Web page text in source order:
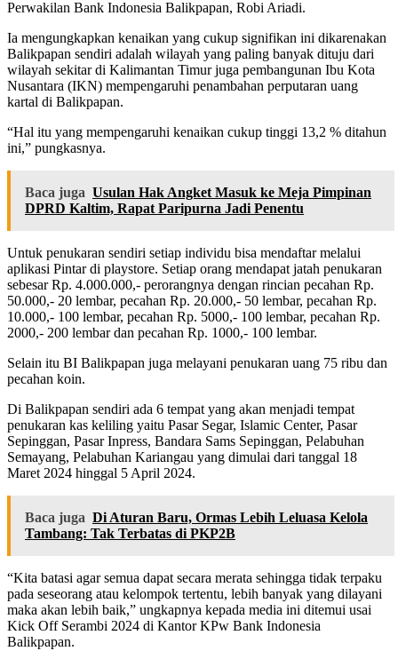
Perwakilan Bank Indonesia Balikpapan, Robi Ariadi.
Ia mengungkapkan kenaikan yang cukup signifikan ini dikarenakan
Balikpapan sendiri adalah wilayah yang paling banyak dituju dari
wilayah sekitar di Kalimantan Timur juga pembangunan Ibu Kota
Nusantara (IKN) mempengaruhi penambahan perputaran uang
kartal di Balikpapan.
“Hal itu yang mempengaruhi kenaikan cukup tinggi 13,2 % ditahun
ini,” pungkasnya.
Baca juga Usulan Hak Angket Masuk ke Meja Pimpinan
DPRD Kaltim, Rapat Paripurna Jadi Penentu
Untuk penukaran sendiri setiap individu bisa mendaftar melalui
aplikasi Pintar di playstore. Setiap orang mendapat jatah penukaran
sebesar Rp. 4.000.000,- perorangnya dengan rincian pecahan Rp.
50.000,- 20 lembar, pecahan Rp. 20.000,- 50 lembar, pecahan Rp.
10.000,- 100 lembar, pecahan Rp. 5000,- 100 lembar, pecahan Rp.
2000,- 200 lembar dan pecahan Rp. 1000,- 100 lembar.
Selain itu BI Balikpapan juga melayani penukaran uang 75 ribu dan
pecahan koin.
Di Balikpapan sendiri ada 6 tempat yang akan menjadi tempat
penukaran kas keliling yaitu Pasar Segar, Islamic Center, Pasar
Sepinggan, Pasar Inpress, Bandara Sams Sepinggan, Pelabuhan
Semayang, Pelabuhan Kariangau yang dimulai dari tanggal 18
Maret 2024 hinggal 5 April 2024.
Baca juga Di Aturan Baru, Ormas Lebih Leluasa Kelola
Tambang: Tak Terbatas di PKP2B
“Kita batasi agar semua dapat secara merata sehingga tidak terpaku
pada seseorang atau kelompok tertentu, lebih banyak yang dilayani
maka akan lebih baik,” ungkapnya kepada media ini ditemui usai
Kick Off Serambi 2024 di Kantor KPw Bank Indonesia
Balikpapan.